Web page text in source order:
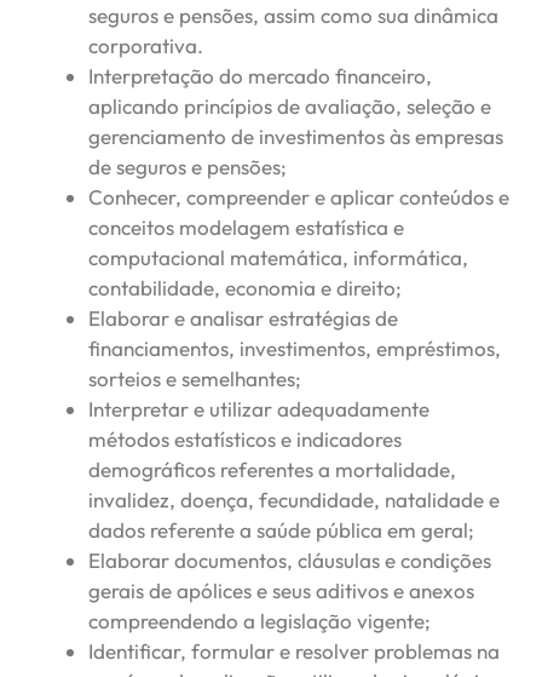
seguros e pensões, assim como sua dinâmica
corporativa.
Interpretação do mercado financeiro,
aplicando princípios de avaliação, seleção e
gerenciamento de investimentos às empresas
de seguros e pensões;
Conhecer, compreender e aplicar conteúdos e
conceitos modelagem estatística e
computacional matemática, informática,
contabilidade, economia e direito;
Elaborar e analisar estratégias de
financiamentos, investimentos, empréstimos,
sorteios e semelhantes;
Interpretar e utilizar adequadamente
métodos estatísticos e indicadores
demográficos referentes a mortalidade,
invalidez, doença, fecundidade, natalidade e
dados referente a saúde pública em geral;
Elaborar documentos, cláusulas e condições
gerais de apólices e seus aditivos e anexos
compreendendo a legislação vigente;
Identificar, formular e resolver problemas na